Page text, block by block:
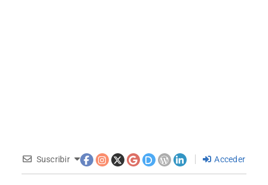
Suscribir Acceder